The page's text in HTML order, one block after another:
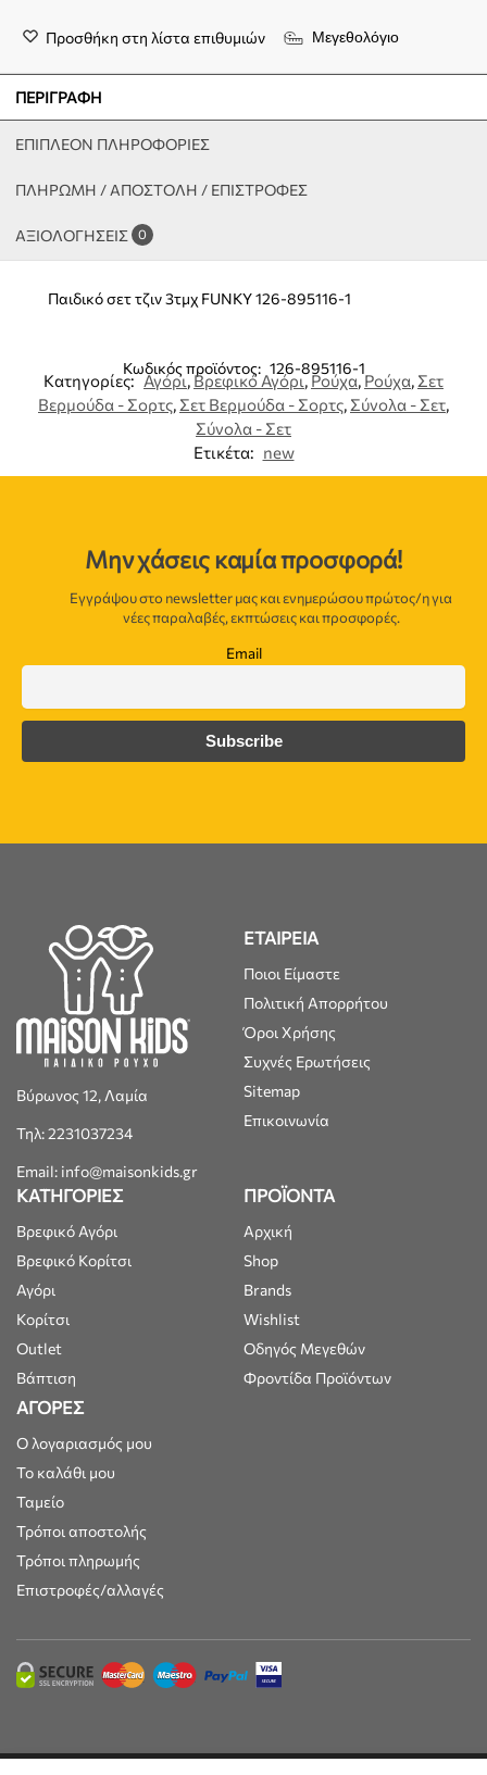
Προσθήκη στη λίστα επιθυμιών Μεγεθολόγιο
ΠΕΡΙΓΡΑΦΉ
ΕΠΙΠΛΈΟΝ ΠΛΗΡΟΦΟΡΊΕΣ
ΠΛΗΡΩΜΗ / ΑΠΟΣΤΟΛΗ / ΕΠΙΣΤΡΟΦΕΣ
ΑΞΙΟΛΟΓΉΣΕΙΣ 0
Παιδικό σετ τζιν 3τμχ FUNKY 126-895116-1
Κωδικός προϊόντος: 126-895116-1
Κατηγορίες: Αγόρι,Βρεφικό Αγόρι,Ρούχα,Ρούχα, Σετ
Βερμούδα - Σορτς, Σετ Βερμούδα - Σορτς, Σύνολα - Σετ,
Σύνολα - Σετ
Ετικέτα: new
Μην χάσεις καμία προσφορά!
Εγγράψου στο newsletter μας και ενημερώσου πρώτος/η για
νέες παραλαβές, εκπτώσεις και προσφορές.
Email
Βύρωνος 12, Λαμία
Τηλ: 2231037234
Email: info@maisonkids.gr
ΕΤΑΙΡΕΙΑ
Ποιοι Είμαστε
Πολιτική Απορρήτου
Όροι Χρήσης
Συχνές Ερωτήσεις
Sitemap
Επικοινωνία
ΚΑΤΗΓΟΡΙΕΣ
Βρεφικό Αγόρι
Βρεφικό Κορίτσι
Αγόρι
Κορίτσι
Outlet
Βάπτιση
ΠΡΟΪΟΝΤΑ
Αρχική
Shop
Brands
Wishlist
Οδηγός Μεγεθών
Φροντίδα Προϊόντων
ΑΓΟΡΕΣ
Ο λογαριασμός μου
Το καλάθι μου
Ταμείο
Τρόποι αποστολής
Τρόποι πληρωμής
Επιστροφές/αλλαγές